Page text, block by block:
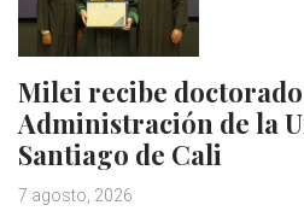
Milei recibe
Administración de la
Santiago de Cali
7 agosto, 2026